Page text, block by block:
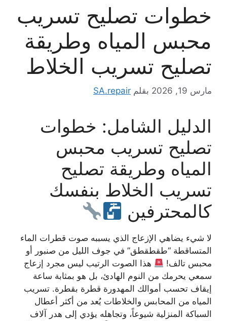
خطوات تصليح تسريب
محبس المياه وطريقة
تصليح تسريب الخلاط
مارس 19, 2026 بقلم SA.repair
الدليل الشامل: خطوات
تصليح تسريب محبس
المياه وطريقة تصليح
تسريب الخلاط بنفسك
كالمحترفين
لا شيء يضاهي الإزعاج الذي يسببه صوت قطرات الماء
المتساقطة “طقطقطق” في جوف الليل من صنبور أو
محبس تالف!
هذا الصوت الرتيب ليس مجرد إزعاج
سمعي يحرمك من النوم الهادئ، بل هو بمثابة ساعة
إيقاف تحسب أموالك المهدورة قطرة بقطرة. تسريب
المياه من المحابس والخلاطات يُعد من أكثر أعطال
السباكة المنزلية شيوعاً، وتجاهله يؤدي إلى هدر آلاف